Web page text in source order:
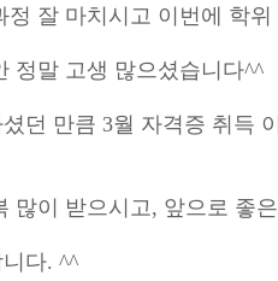
정 잘 마치시고 이번에 학
정말 고생 많으셨습니다^^
셨던 만큼 3월 자격증 취득
많이 받으시고, 앞으로 좋
다. ^^